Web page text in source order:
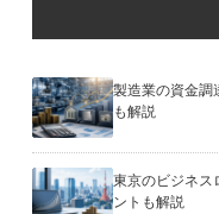
製造業の資金調
も解説
東京のビジネス
ントも解説